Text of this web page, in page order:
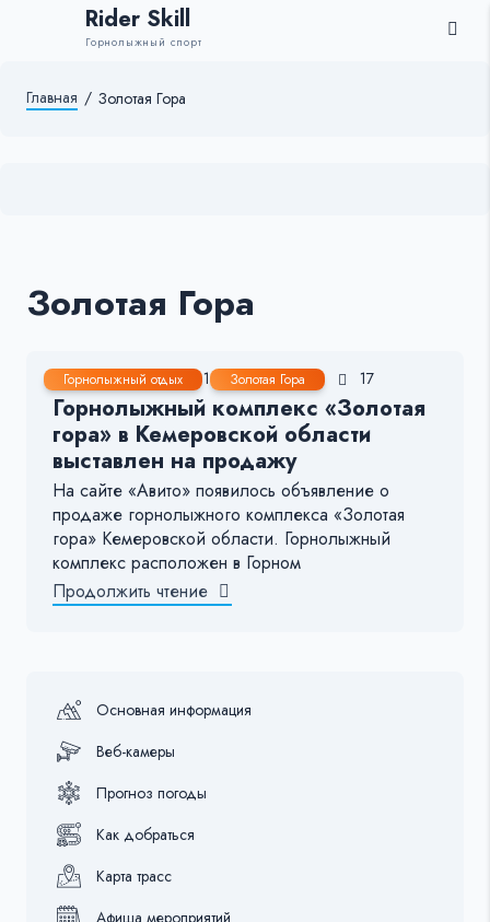
Rider Skill
Горнолыжный спорт
Главная / Золотая Гора
Золотая Гора
Горнолыжный отдых Золотая Гора
12 Янв, 2024 1-2 мин. 245 17
Горнолыжный комплекс «Золотая
гора» в Кемеровской области
выставлен на продажу
На сайте «Авито» появилось объявление о
продаже горнолыжного комплекса «Золотая
гора» Кемеровской области. Горнолыжный
комплекс расположен в Горном
Продолжить чтение
Основная информация
Веб-камеры
Прогноз погоды
Как добраться
Карта трасс